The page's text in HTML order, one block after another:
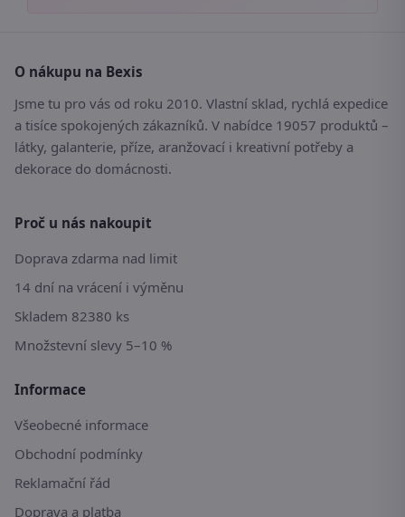
O nákupu na Bexis
Jsme tu pro vás od roku 2010. Vlastní sklad, rychlá expedice
a tisíce spokojených zákazníků. V nabídce 19057 produktů –
látky, galanterie, příze, aranžovací i kreativní potřeby a
dekorace do domácnosti.
Proč u nás nakoupit
Doprava zdarma nad limit
14 dní na vrácení i výměnu
Skladem 82380 ks
Množstevní slevy 5–10 %
Informace
Všeobecné informace
Obchodní podmínky
Reklamační řád
Doprava a platba